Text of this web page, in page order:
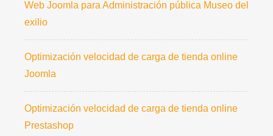
Web Joomla para Administración pública Museo del
exilio
Optimización velocidad de carga de tienda online
Joomla
Optimización velocidad de carga de tienda online
Prestashop